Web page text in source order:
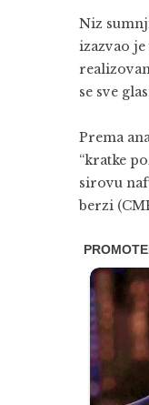
Niz
izazvao
se sve
Prema
“kratke
sirovu
berzi